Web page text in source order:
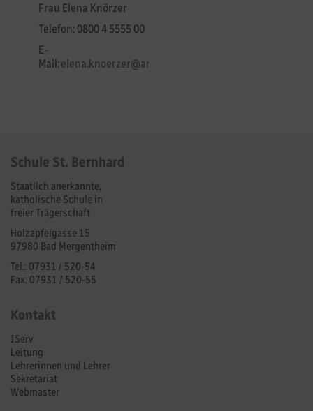
Frau Elena Knörzer
Telefon: 0800 4 5555 00
E-
Mail:elena.knoerzer@arbeitsagentur
Schule St. Bernhard
Staatlich anerkannte,
katholische Schule in
freier Trägerschaft
Holzapfelgasse 15
97980 Bad Mergentheim
Tel.: 07931 / 520-54
Fax: 07931 / 520-55
Kontakt
IServ
Leitung
Lehrerinnen und Lehrer
Sekretariat
Webmaster